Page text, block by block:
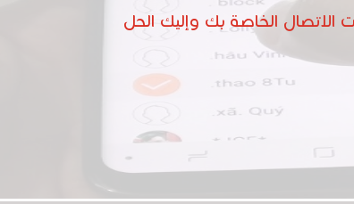
الاتصال الخاصة بك وإليك الحل